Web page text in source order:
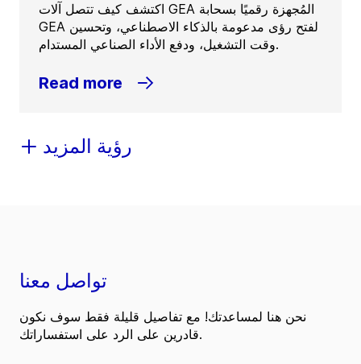
اكتشف كيف تتصل آلات GEA المُجهزة رقميًا بسحابة
GEA لفتح رؤى مدعومة بالذكاء الاصطناعي، وتحسين
وقت التشغيل، ودفع الأداء الصناعي المستدام.
Read more
رؤية المزيد
تواصل معنا
نحن هنا لمساعدتك! مع تفاصيل قليلة فقط سوف نكون
قادرين على الرد على استفساراتك.